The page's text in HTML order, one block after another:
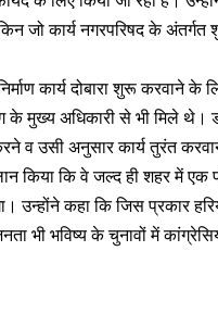
जो कार्य नगरपरिषद के अंतर्गत
कार्य दोबारा शुरू करवाने
के मुख्य अधिकारी से भी मिले
व उसी अनुसार कार्य तुरंत
किया कि वे जल्द ही शहर में
उन्होंने कहा कि जिस प्रकार
भी भविष्य के चुनावों में